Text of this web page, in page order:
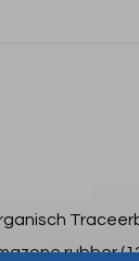
rubber